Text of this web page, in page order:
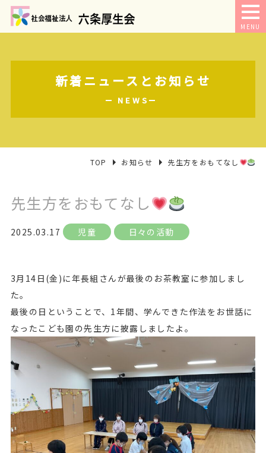
MENU
新着ニュースとお知らせ
NEWS
TOP お知らせ 先生方をおもてなし
先生方をおもてなし
2025.03.17 児童 日々の活動
3月14日(金)に年長組さんが最後のお茶教室に参加しまし
た。
最後の日ということで、1年間、学んできた作法をお世話に
なったこども園の先生方に披露しましたよ。